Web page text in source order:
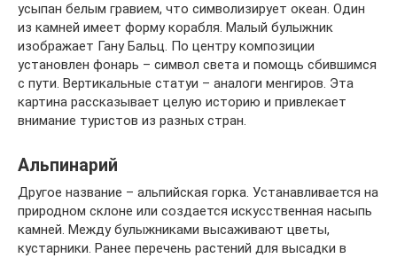
усыпан белым гравием, что символизирует океан. Один
из камней имеет форму корабля. Малый булыжник
изображает Гану Бальц. По центру композиции
установлен фонарь – символ света и помощь сбившимся
с пути. Вертикальные статуи – аналоги менгиров. Эта
картина рассказывает целую историю и привлекает
внимание туристов из разных стран.
Альпинарий
Другое название – альпийская горка. Устанавливается на
природном склоне или создается искусственная насыпь
камней. Между булыжниками высаживают цветы,
кустарники. Ранее перечень растений для высадки в